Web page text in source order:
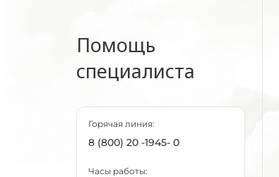
Помощь
специалиста
Горячая линия:
8 (800) 20 -1945- 0
Часы работы: